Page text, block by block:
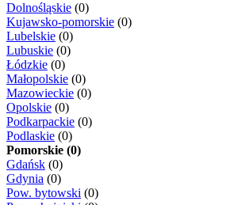
Dolnośląskie (0)
Kujawsko-pomorskie (0)
Lubelskie (0)
Lubuskie (0)
Łódzkie (0)
Małopolskie (0)
Mazowieckie (0)
Opolskie (0)
Podkarpackie (0)
Podlaskie (0)
Pomorskie (0)
Gdańsk (0)
Gdynia (0)
Pow. bytowski (0)